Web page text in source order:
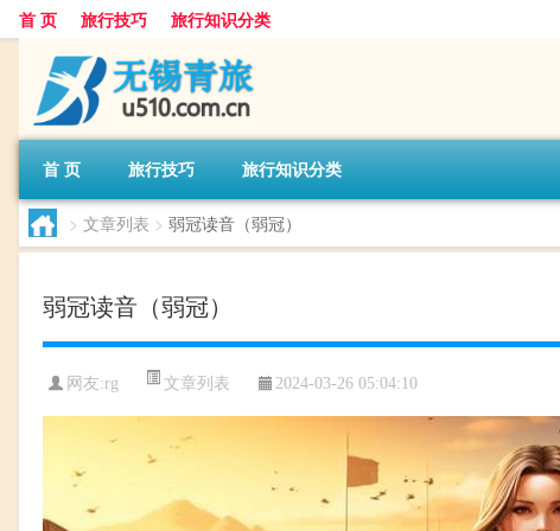
首 页 旅行技巧 旅行知识分类
首 页 旅行技巧 旅行知识分类
> 文章列表 > 弱冠读音（弱冠）
弱冠读音（弱冠）
网友:rg 文章列表 2024-03-26 05:04:10